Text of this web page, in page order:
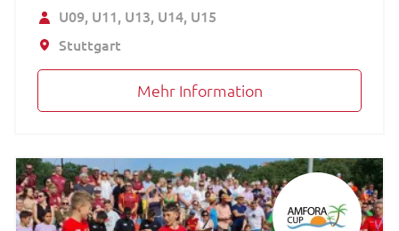
U09 U11 U13 U14 U15
Stuttgart
Mehr Information